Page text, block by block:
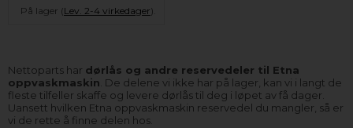
På lager (Lev. 2-4 virkedager).
Nettoparts har dørlås og andre reservedeler til Etna
oppvaskmaskin . De delene vi ikke har på lager, kan vi i langt de
fleste tilfeller skaffe og levere dørlås til deg i løpet av få dager.
Uansett hvilken Etna oppvaskmaskin reservedel du mangler, så er
vi de rette å finne delen hos.